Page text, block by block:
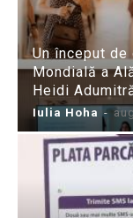
Un început de
Mondială a
Heidi
Iulia Hoha -